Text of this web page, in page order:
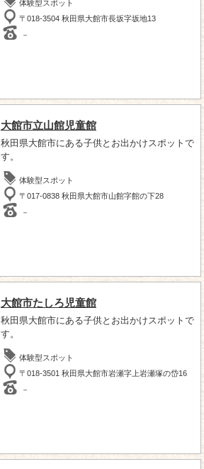
体験型スポット
〒018-3504 秋田県大館市長坂字坂地13
－
大館市立山館児童館
秋田県大館市にある子供とお出かけスポットで
す。
体験型スポット
〒017-0838 秋田県大館市山館字館の下28
－
大館市たしろ児童館
秋田県大館市にある子供とお出かけスポットで
す。
体験型スポット
〒018-3501 秋田県大館市岩瀬字上岩瀬塚の岱16
－